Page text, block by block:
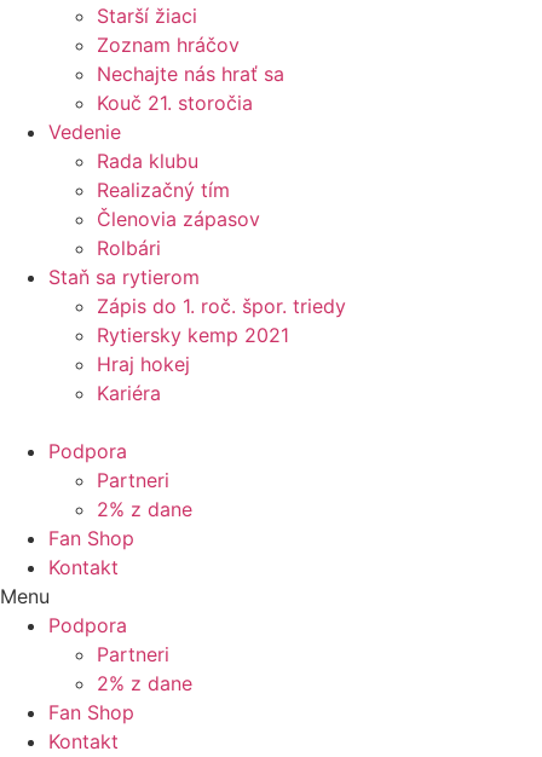
Starší žiaci
Zoznam hráčov
Nechajte nás hrať sa
Kouč 21. storočia
Vedenie
Rada klubu
Realizačný tím
Členovia zápasov
Rolbári
Staň sa rytierom
Zápis do 1. roč. špor. triedy
Rytiersky kemp 2021
Hraj hokej
Kariéra
Podpora
Partneri
2% z dane
Fan Shop
Kontakt
Menu
Podpora
Partneri
2% z dane
Fan Shop
Kontakt